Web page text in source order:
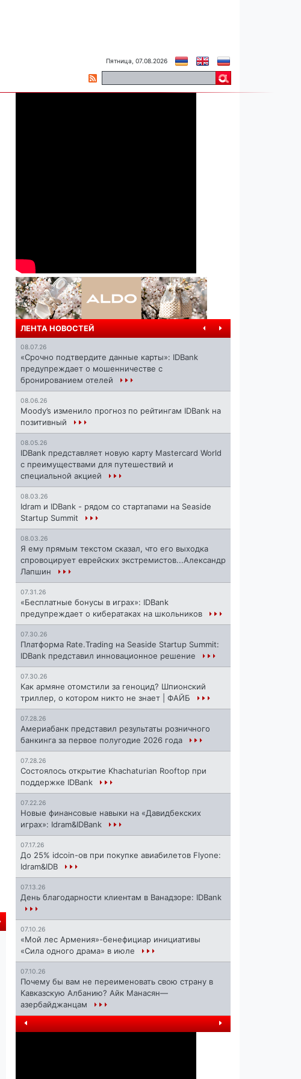
Пятница, 07.08.2026
ЛЕНТА НОВОСТЕЙ
08.07.26
«Срочно подтвердите данные карты»: IDBank
предупреждает о мошенничестве с
бронированием отелей
08.06.26
Moody’s изменило прогноз по рейтингам IDBank на
позитивный
08.05.26
IDBank представляет новую карту Mastercard World
с преимуществами для путешествий и
специальной акцией
08.03.26
Idram и IDBank - рядом со стартапами на Seaside
Startup Summit
08.03.26
Я ему прямым текстом сказал, что его выходка
спровоцирует еврейских экстремистов...Александр
Лапшин
07.31.26
«Бесплатные бонусы в играх»: IDBank
предупреждает о кибератаках на школьников
07.30.26
Платформа Rate.Trading на Seaside Startup Summit:
IDBank представил инновационное решение
07.30.26
Как армяне отомстили за геноцид? Шпионский
триллер, о котором никто не знает | ФАЙБ
07.28.26
Америабанк представил результаты розничного
банкинга за первое полугодие 2026 года
07.28.26
Состоялось открытие Khachaturian Rooftop при
поддержке IDBank
07.22.26
Новые финансовые навыки на «Давидбекских
играх»: Idram&IDBank
07.17.26
До 25% idcoin-ов при покупке авиабилетов Flyone:
Idram&IDB
07.13.26
День благодарности клиентам в Ванадзоре: IDBank
07.10.26
«Мой лес Армения»-бенефициар инициативы
«Сила одного драма» в июле
07.10.26
Почему бы вам не переименовать свою страну в
Кавказскую Албанию? Айк Манасян—
азербайджанцам